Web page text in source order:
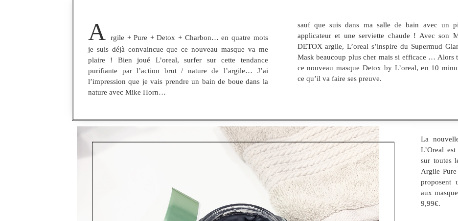
A
rgile + Pure + Detox + Charbon… en quatre mots
je suis déjà convaincue que ce nouveau masque va me
plaire ! Bien joué L’oreal, surfer sur cette tendance
purifiante par l’action brut / nature de l’argile… J’ai
l’impression que je vais prendre un bain de boue dans la
nature avec Mike Horn…
sauf que suis dans ma salle de bain avec un
applicateur et une serviette chaude ! Avec son
DETOX argile, L’oreal s’inspire du Supermud
Mask beaucoup plus cher mais si efficace … Alors
ce nouveau masque Detox by L’oreal, en 10
ce qu’il va faire ses preuve.
La
L’Oreal
sur toutes
Argile
proposent
aux
9,99€.